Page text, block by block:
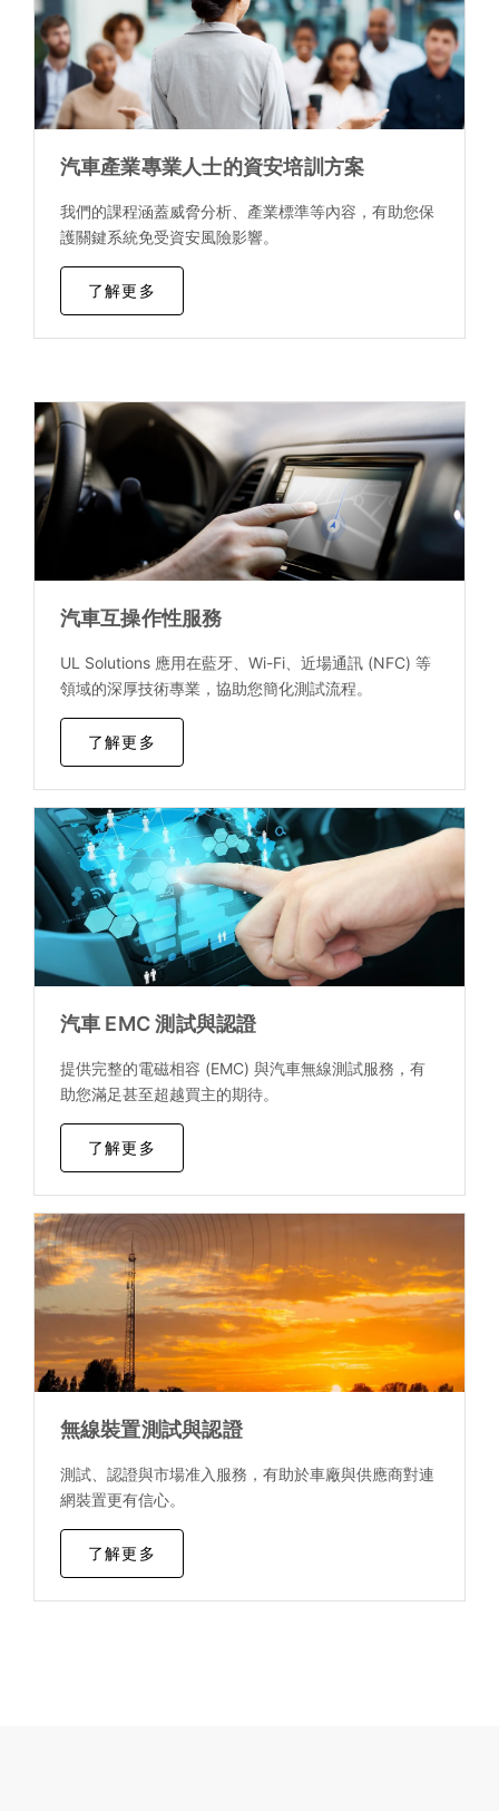
汽車產業專業人士的資安培訓方案
我們的課程涵蓋威脅分析、產業標準等內容，有助您保
護關鍵系統免受資安風險影響。
了解更多
汽車互操作性服務
UL Solutions 應用在藍牙、Wi-Fi、近場通訊 (NFC) 等
領域的深厚技術專業，協助您簡化測試流程。
了解更多
汽車 EMC 測試與認證
提供完整的電磁相容 (EMC) 與汽車無線測試服務，有
助您滿足甚至超越買主的期待。
了解更多
無線裝置測試與認證
測試、認證與市場准入服務，有助於車廠與供應商對連
網裝置更有信心。
了解更多